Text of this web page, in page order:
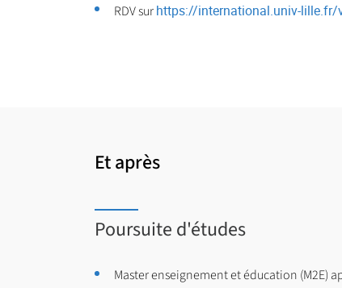
RDV surhttps://international.univ-
Et après
Poursuite d'études
Master enseignement et éducation (M2E)